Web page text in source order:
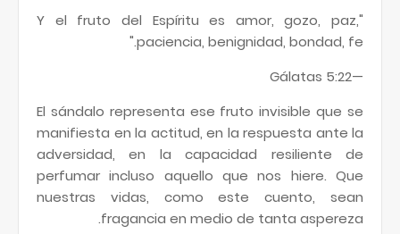
"Y el fruto del Espíritu es amor, gozo, paz,
paciencia, benignidad, bondad, fe."
—Gálatas 5:22
El sándalo representa ese fruto invisible que se
manifiesta en la actitud, en la respuesta ante la
adversidad, en la capacidad resiliente de
perfumar incluso aquello que nos hiere. Que
nuestras vidas, como este cuento, sean
fragancia en medio de tanta aspereza.